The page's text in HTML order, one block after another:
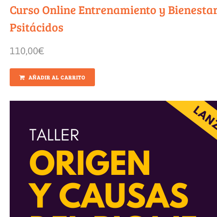
Curso Online Entrenamiento y
Psitácidos
110,00€
AÑADIR AL CARRITO